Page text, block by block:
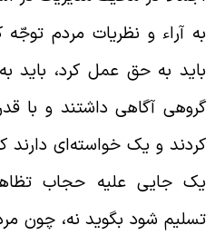
آراء و نظریات مردم
به حق عمل کرد، باید
آگاهی داشتند و با
و یک خواسته‌ای دارند
جایی علیه حجاب
شود بگوید نه، چون